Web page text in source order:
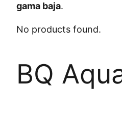
gama baja.
No products found.
BQ